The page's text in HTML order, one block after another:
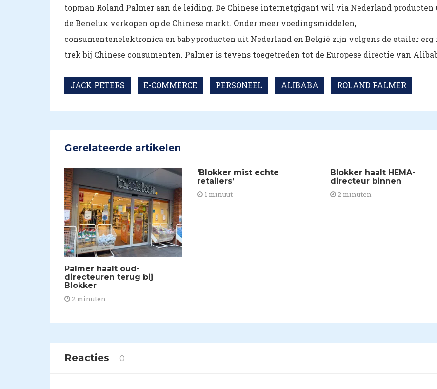
topman Roland Palmer aan de leiding. De Chinese internetgigant wil via Nederland producten
de Benelux verkopen op de Chinese markt. Onder meer voedingsmiddelen,
consumentenelektronica en babyproducten uit Nederland en België zijn volgens de etailer erg
trek bij Chinese consumenten. Palmer is tevens toegetreden tot de Europese directie van
JACK PETERS E-COMMERCE PERSONEEL ALIBABA ROLAND PALMER
Gerelateerde artikelen
Palmer haalt oud-
directeuren terug bij
Blokker
2 minuten
​‘Blokker mist echte
retailers’
1 minuut
​Blokker haalt HEMA-
directeur binnen
2 minuten
Reacties 0